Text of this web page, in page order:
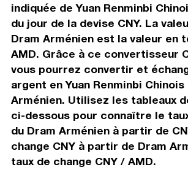
indiquée de Yuan Renminbi
du jour de la devise CNY. La
Dram Arménien est la valeur en
AMD. Grâce à ce convertisseur
vous pourrez convertir et
argent en Yuan Renminbi
Arménien. Utilisez les tableaux
ci-dessous pour connaître le
du Dram Arménien à partir de
change CNY à partir de Dram
taux de change CNY / AMD.